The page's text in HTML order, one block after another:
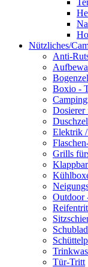
Nützliches/
Anti-
Boxio -
Dosierer
Elektrik
Grills
Outdoor
Tür-Tritt